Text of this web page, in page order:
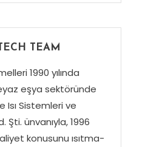
TEAM
1990 yılında
eşya sektöründe
Isı Sistemleri ve
Şti. ünvanıyla, 1996
konusunu ısıtma-